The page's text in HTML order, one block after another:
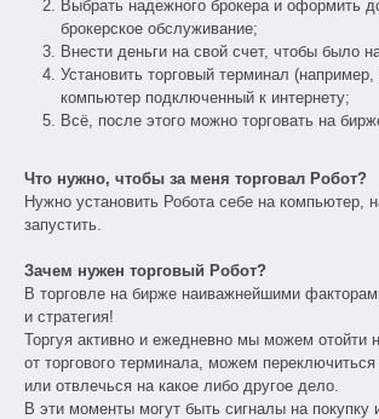
Выбрать надежного брокера и оформить
брокерское обслуживание;
Внести деньги на свой счет, чтобы было
Установить торговый терминал
компьютер подключенный к интернету;
Всё, после этого можно торговать на
Что нужно, чтобы за меня торговал Робот?
Нужно установить Робота себе на компьютер,
запустить.
Зачем нужен торговый Робот?
В торговле на бирже наиважнейшими
и стратегия!
Торгуя активно и ежедневно мы можем отойти
от торгового терминала, можем
или отвлечься на какое либо другое дело.
В эти моменты могут быть сигналы на